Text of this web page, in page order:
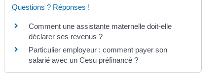
Questions ? Réponses !
Comment une assistante maternelle doit-elle
déclarer ses revenus ?
Particulier employeur : comment payer son
salarié avec un Cesu préfinancé ?